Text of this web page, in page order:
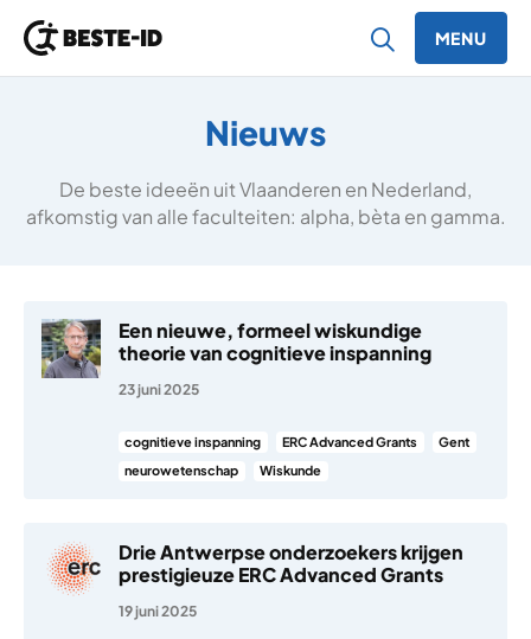
MENU
Nieuws
De beste ideeën uit Vlaanderen en Nederland,
afkomstig van alle faculteiten: alpha, bèta en gamma.
Een nieuwe, formeel wiskundige
theorie van cognitieve inspanning
23 juni 2025
cognitieve inspanning ERC Advanced Grants
Gent
neurowetenschap
Wiskunde
Drie Antwerpse onderzoekers krijgen
prestigieuze ERC Advanced Grants
19 juni 2025